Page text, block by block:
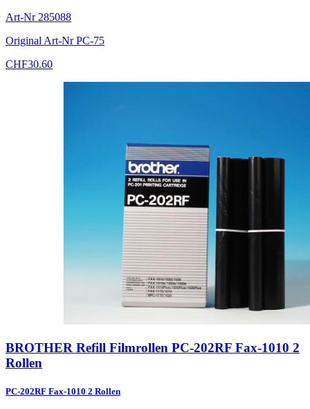
Art-Nr 285088
Original Art-NrPC-75
CHF30.60
BROTHER Refill Filmrollen PC-202RF Fax-1010 2
Rollen
PC-202RF Fax-1010 2 Rollen